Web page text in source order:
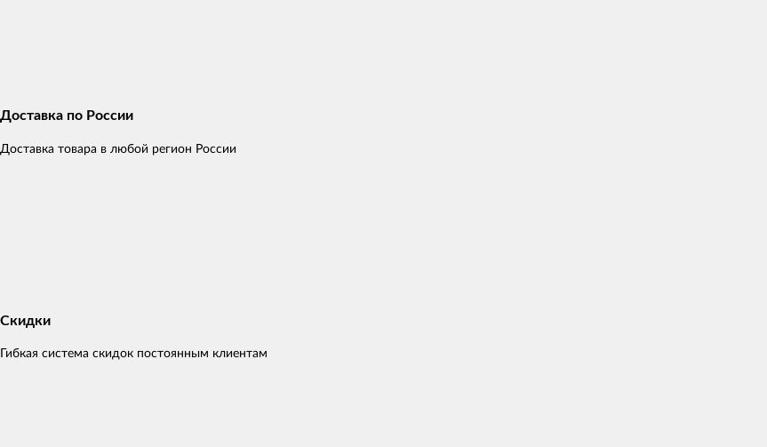
Доставка по России
Доставка товара в любой регион России
Скидки
Гибкая система скидок постоянным клиентам